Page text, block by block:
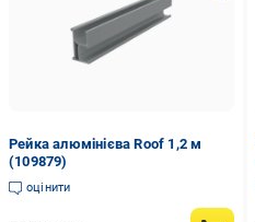
Рейка алюмінієва Roof 1,2 м
(109879)
оцінити